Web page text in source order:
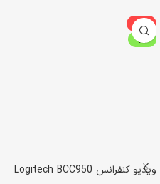
-10%
ویژه
ویدیو کنفرانس Logitech BCC950